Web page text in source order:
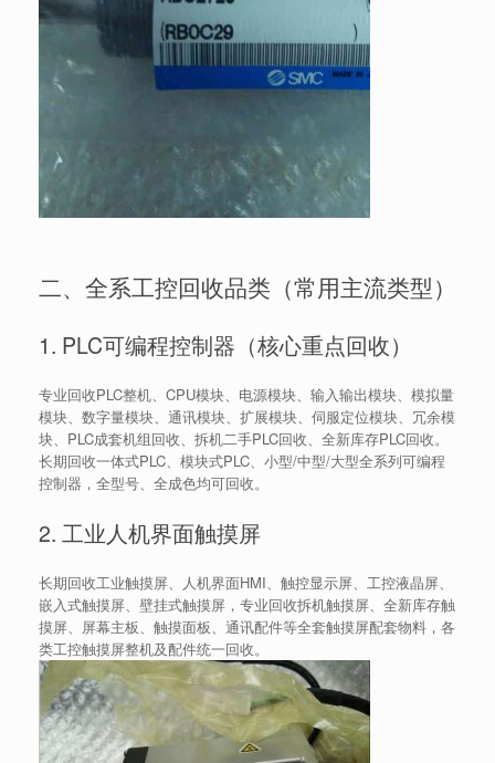
二、全系工控回收品类（常用主流类型）
1. PLC可编程控制器（核心重点回收）
专业回收PLC整机、CPU模块、电源模块、输入输出模块、模拟量
模块、数字量模块、通讯模块、扩展模块、伺服定位模块、冗余模
块、PLC成套机组回收、拆机二手PLC回收、全新库存PLC回收。
长期回收一体式PLC、模块式PLC、小型/中型/大型全系列可编程
控制器，全型号、全成色均可回收。
2. 工业人机界面触摸屏
长期回收工业触摸屏、人机界面HMI、触控显示屏、工控液晶屏、
嵌入式触摸屏、壁挂式触摸屏，专业回收拆机触摸屏、全新库存触
摸屏、屏幕主板、触摸面板、通讯配件等全套触摸屏配套物料，各
类工控触摸屏整机及配件统一回收。